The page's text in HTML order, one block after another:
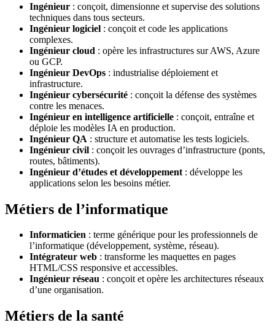
Ingénieur : conçoit, dimensionne et supervise des solutions
techniques dans tous secteurs.
Ingénieur logiciel : conçoit et code les applications
complexes.
Ingénieur cloud : opère les infrastructures sur AWS, Azure
ou GCP.
Ingénieur DevOps : industrialise déploiement et
infrastructure.
Ingénieur cybersécurité : conçoit la défense des systèmes
contre les menaces.
Ingénieur en intelligence artificielle : conçoit, entraîne et
déploie les modèles IA en production.
Ingénieur QA : structure et automatise les tests logiciels.
Ingénieur civil : conçoit les ouvrages d’infrastructure (ponts,
routes, bâtiments).
Ingénieur d’études et développement : développe les
applications selon les besoins métier.
Métiers de l’informatique
Informaticien : terme générique pour les professionnels de
l’informatique (développement, système, réseau).
Intégrateur web : transforme les maquettes en pages
HTML/CSS responsive et accessibles.
Ingénieur réseau : conçoit et opère les architectures réseaux
d’une organisation.
Métiers de la santé